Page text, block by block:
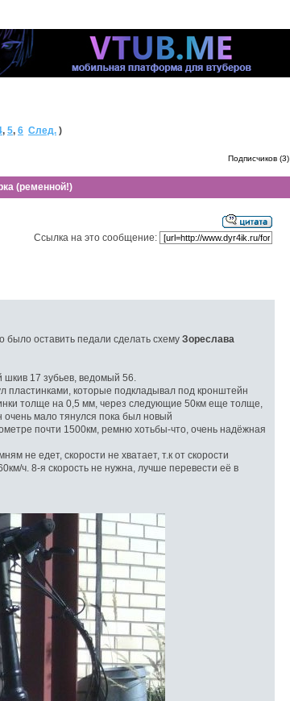
, 5, 6 След. )
Подписчиков (3)
(ременной!)
Ссылка на это сообщение:
оставить педали сделать схему Зореслава
17 зубьев, ведомый 56.
пластинками, которые подкладывал под кронштейн
толще на 0,5 мм, через следующие 50км еще толще,
мало тянулся пока был новый
почти 1500км, ремню хотьбы-что, очень надёжная
не едет, скорости не хватает, т.к от скорости
ч. 8-я скорость не нужна, лучше перевести её в